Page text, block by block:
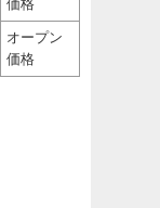
価格
オープン
価格